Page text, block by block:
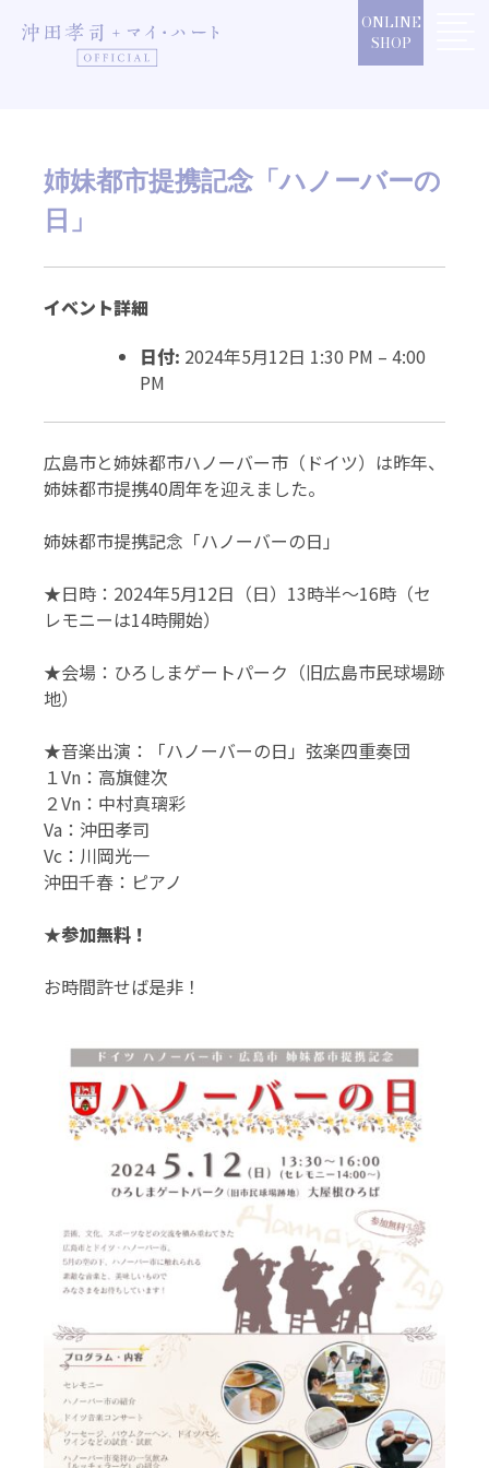
ONLINE
SHOP
姉妹都市提携記念「ハノーバーの
日」
イベント詳細
日付: 2024年5月12日 1:30 PM – 4:00
PM
広島市と姉妹都市ハノーバー市（ドイツ）は昨年、
姉妹都市提携40周年を迎えました。
姉妹都市提携記念「ハノーバーの日」
★日時：2024年5月12日（日）13時半～16時（セ
レモニーは14時開始）
★会場：ひろしまゲートパーク（旧広島市民球場跡
地）
★音楽出演：「ハノーバーの日」弦楽四重奏団
１Vn：高旗健次
２Vn：中村真璃彩
Va：沖田孝司
Vc：川岡光一
沖田千春：ピアノ
★参加無料！
お時間許せば是非！